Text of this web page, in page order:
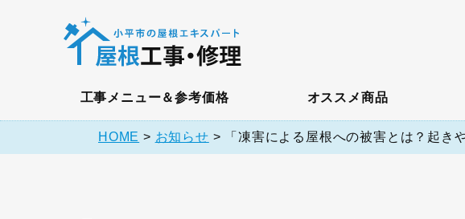
工事メニュー＆参考価格 オススメ商品
HOME > お知らせ > 「凍害による屋根への被害とは？起き